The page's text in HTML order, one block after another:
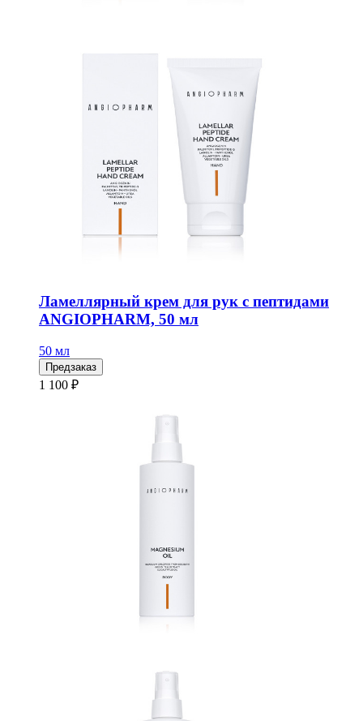
Ламеллярный крем для рук с пептидами
ANGIOPHARM, 50 мл
50 мл
Предзаказ
1 100 ₽